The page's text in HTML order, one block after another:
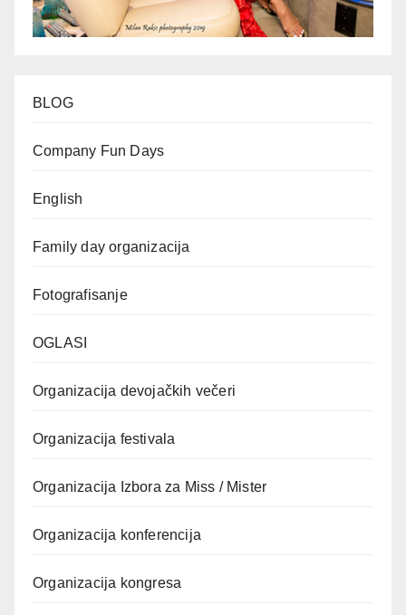
BLOG
Company Fun Days
English
Family day organizacija
Fotografisanje
OGLASI
Organizacija devojačkih večeri
Organizacija festivala
Organizacija Izbora za Miss / Mister
Organizacija konferencija
Organizacija kongresa